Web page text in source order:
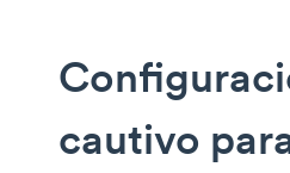
cautivo